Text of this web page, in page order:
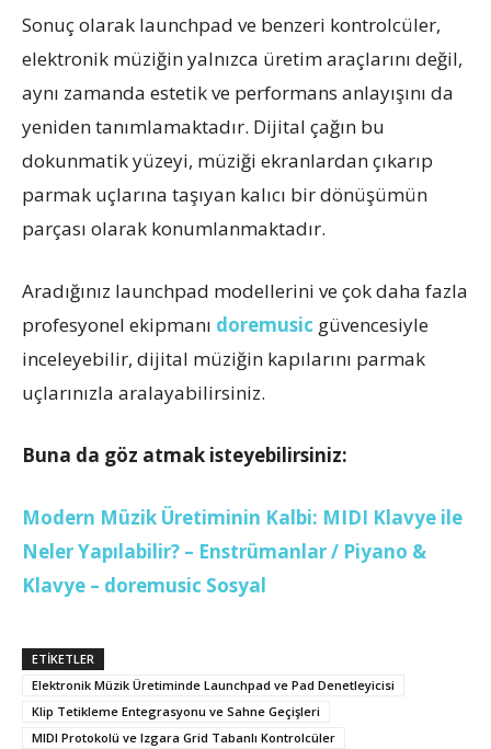
Sonuç olarak launchpad ve benzeri kontrolcüler,
elektronik müziğin yalnızca üretim araçlarını değil,
aynı zamanda estetik ve performans anlayışını da
yeniden tanımlamaktadır. Dijital çağın bu
dokunmatik yüzeyi, müziği ekranlardan çıkarıp
parmak uçlarına taşıyan kalıcı bir dönüşümün
parçası olarak konumlanmaktadır.
Aradığınız launchpad modellerini ve çok daha fazla
profesyonel ekipmanı doremusic güvencesiyle
inceleyebilir, dijital müziğin kapılarını parmak
uçlarınızla aralayabilirsiniz.
Buna da göz atmak isteyebilirsiniz:
Modern Müzik Üretiminin Kalbi: MIDI Klavye ile
Neler Yapılabilir? – Enstrümanlar / Piyano &
Klavye – doremusic Sosyal
ETİKETLER
Elektronik Müzik Üretiminde Launchpad ve Pad Denetleyicisi
Klip Tetikleme Entegrasyonu ve Sahne Geçişleri
MIDI Protokolü ve Izgara Grid Tabanlı Kontrolcüler